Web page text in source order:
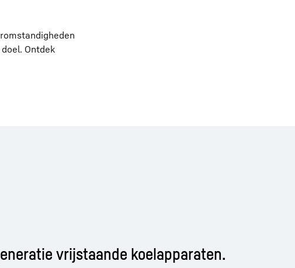
Ontdek
vrijstaande koelapparaten.